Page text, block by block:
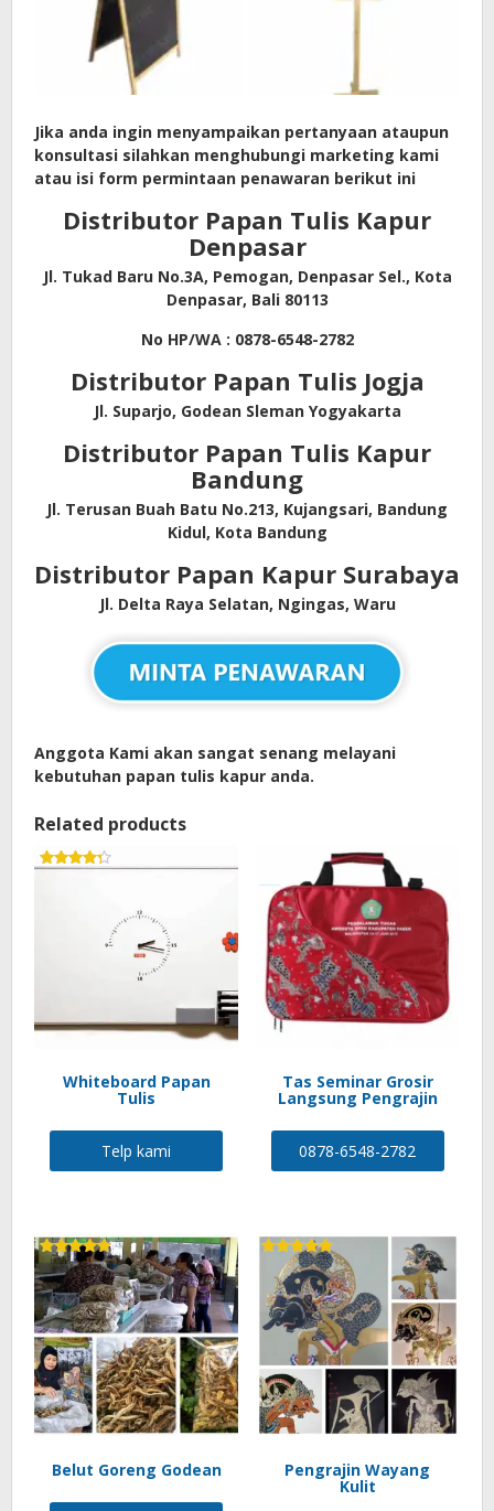
Jika anda ingin menyampaikan pertanyaan ataupun
konsultasi silahkan menghubungi marketing kami
atau isi form permintaan penawaran berikut ini
Distributor Papan Tulis Kapur
Denpasar
Jl. Tukad Baru No.3A, Pemogan, Denpasar Sel., Kota
Denpasar, Bali 80113
No HP/WA : 0878-6548-2782
Distributor Papan Tulis Jogja
Jl. Suparjo, Godean Sleman Yogyakarta
Distributor Papan Tulis Kapur
Bandung
Jl. Terusan Buah Batu No.213, Kujangsari, Bandung
Kidul, Kota Bandung
Distributor Papan Kapur Surabaya
Jl. Delta Raya Selatan, Ngingas, Waru
Anggota Kami akan sangat senang melayani
kebutuhan papan tulis kapur anda.
Related products
Whiteboard Papan
Tulis
Telp kami
Tas Seminar Grosir
Langsung Pengrajin
0878-6548-2782
Belut Goreng Godean
Rated
5.00
out of 5
Pengrajin Wayang
Kulit
Rated
5.00
out of 5